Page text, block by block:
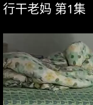
行干老妈 第1集